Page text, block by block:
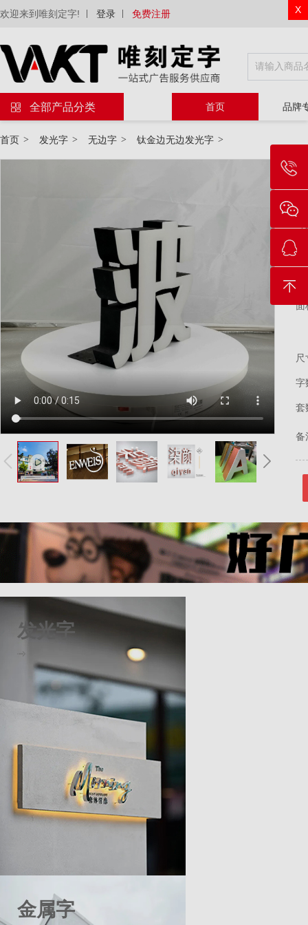
X
欢迎来到唯刻定字! 登录 免费注册
全部产品分类 首页 品牌
首页 > 发光字 > 无边字 > 钛金边无边发光字 >
物
等
电
面
尺
字
套
备
发光字
金属字